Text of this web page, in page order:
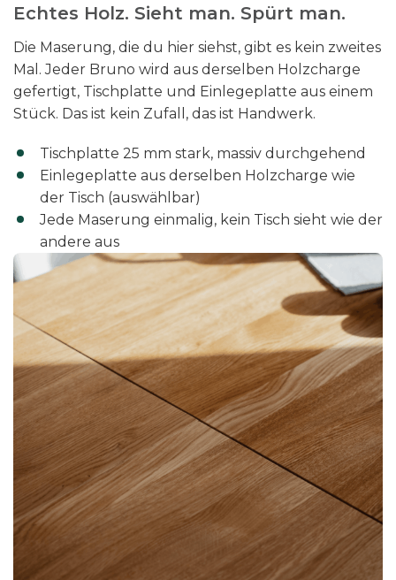
Echtes Holz. Sieht man. Spürt man.
Die Maserung, die du hier siehst, gibt es kein zweites
Mal. Jeder Bruno wird aus derselben Holzcharge
gefertigt, Tischplatte und Einlegeplatte aus einem
Stück. Das ist kein Zufall, das ist Handwerk.
Tischplatte 25 mm stark, massiv durchgehend
Einlegeplatte aus derselben Holzcharge wie
der Tisch (auswählbar)
Jede Maserung einmalig, kein Tisch sieht wie der
andere aus